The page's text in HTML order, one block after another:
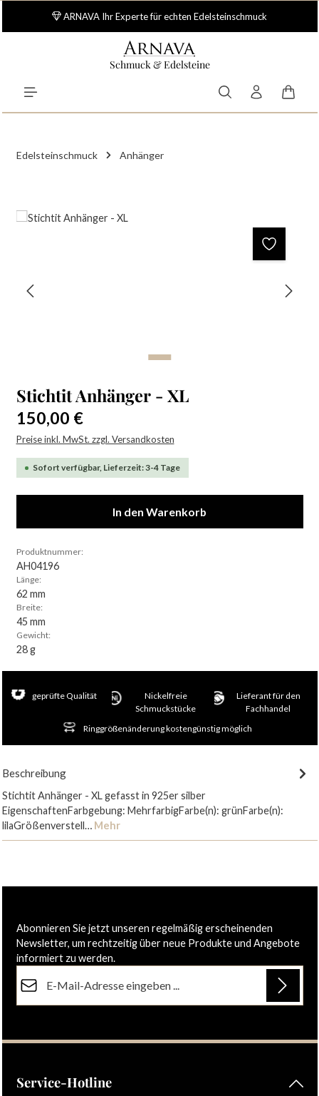
Zum Hauptinhalt springen
ARNAVA Ihr Experte für echten Edelsteinschmuck
Schmuck & Edelsteine
Edelsteinschmuck Anhänger
Bildergalerie überspringen
Stichtit Anhänger - XL
Regulärer Preis:
150,00 €
Preise inkl. MwSt. zzgl. Versandkosten
Sofort verfügbar, Lieferzeit: 3-4 Tage
In den Warenkorb
Produktnummer:
AH04196
Länge:
62 mm
Breite:
45 mm
Gewicht:
28 g
geprüfte Qualität
Nickelfreie
Schmuckstücke
Lieferant für den
Fachhandel
Ringgrößenänderung kostengünstig möglich
Beschreibung
Stichtit Anhänger - XL gefasst in 925er silber
EigenschaftenFarbgebung: MehrfarbigFarbe(n): grünFarbe(n):
lilaGrößenverstell… Mehr
Abonnieren Sie jetzt unseren regelmäßig erscheinenden
Newsletter, um rechtzeitig über neue Produkte und Angebote
informiert zu werden.
Ich habe dieDatenschutzbestimmungenzur Kenntnis
Service-Hotline